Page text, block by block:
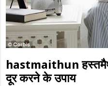
hastmaithun
दूर करने के उपाय